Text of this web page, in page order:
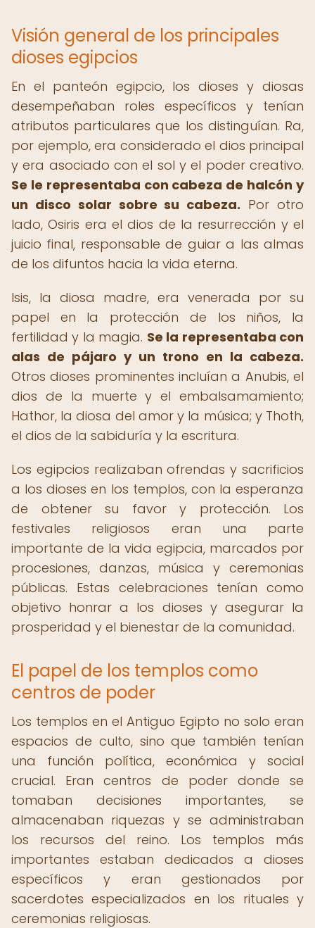
Visión general de los principales
dioses egipcios
En el panteón egipcio, los dioses y diosas
desempeñaban roles específicos y tenían
atributos particulares que los distinguían. Ra,
por ejemplo, era considerado el dios principal
y era asociado con el sol y el poder creativo.
Se le representaba con cabeza de halcón y
un disco solar sobre su cabeza. Por otro
lado, Osiris era el dios de la resurrección y el
juicio final, responsable de guiar a las almas
de los difuntos hacia la vida eterna.
Isis, la diosa madre, era venerada por su
papel en la protección de los niños, la
fertilidad y la magia. Se la representaba con
alas de pájaro y un trono en la cabeza.
Otros dioses prominentes incluían a Anubis, el
dios de la muerte y el embalsamamiento;
Hathor, la diosa del amor y la música; y Thoth,
el dios de la sabiduría y la escritura.
Los egipcios realizaban ofrendas y sacrificios
a los dioses en los templos, con la esperanza
de obtener su favor y protección. Los
festivales religiosos eran una parte
importante de la vida egipcia, marcados por
procesiones, danzas, música y ceremonias
públicas. Estas celebraciones tenían como
objetivo honrar a los dioses y asegurar la
prosperidad y el bienestar de la comunidad.
El papel de los templos como
centros de poder
Los templos en el Antiguo Egipto no solo eran
espacios de culto, sino que también tenían
una función política, económica y social
crucial. Eran centros de poder donde se
tomaban decisiones importantes, se
almacenaban riquezas y se administraban
los recursos del reino. Los templos más
importantes estaban dedicados a dioses
específicos y eran gestionados por
sacerdotes especializados en los rituales y
ceremonias religiosas.